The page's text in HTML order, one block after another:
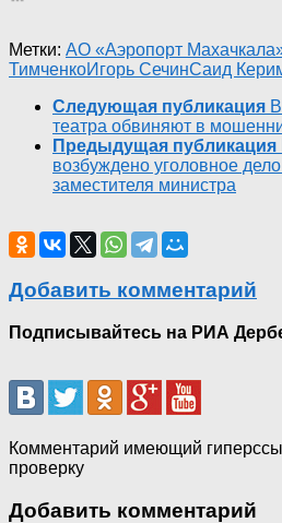
Метки: АО «Аэропорт
ТимченкоИгорь СечинСаид
Следующая публикация
театра обвиняют в
Предыдущая публикация
возбуждено уголовное
заместителя министра
Добавить комментарий
Подписывайтесь на РИА
Комментарий имеющий
проверку
Добавить комментарий